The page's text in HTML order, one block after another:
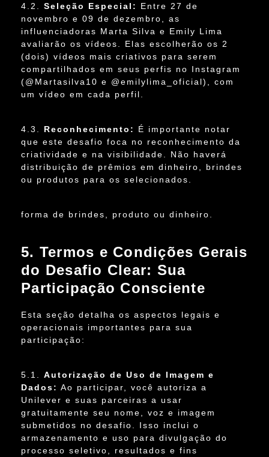
4.2. Seleção Especial:
Entre 27 de
novembro e 09 de dezembro, as
influenciadoras Marta Silva e Emily Lima
avaliarão os vídeos. Elas escolherão os 2
(dois) vídeos mais criativos para serem
compartilhados em seus perfis no Instagram
(@Martasilva10 e @emilylima_oficial), com
um vídeo em cada perfil.
4.3. Reconhecimento:
É importante notar
que este desafio foca no reconhecimento da
criatividade e na visibilidade. Não haverá
distribuição de prêmios em dinheiro, brindes
ou produtos para os selecionados.
forma de brindes, produto ou dinheiro.
5. Termos e Condições Gerais
do Desafio Clear: Sua
Participação Consciente
Esta seção detalha os aspectos legais e
operacionais importantes para sua
participação:
5.1. Autorização de Uso de Imagem e
Dados: Ao participar, você autoriza a
Unilever e suas parceiras a usar
gratuitamente seu nome, voz e imagem
submetidos no desafio. Isso inclui o
armazenamento e uso para divulgação do
processo seletivo, resultados e fins